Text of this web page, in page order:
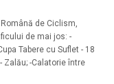
de Ciclism,
de mai jos: -
Tabere cu Suflet - 18
Zalău; -Calatorie între